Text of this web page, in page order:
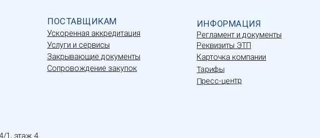
ПОСТАВЩИКАМ
Ускоренная аккредитация
Услуги и сервисы
Закрывающие документы
Сопровождение закупок
ИНФОРМАЦИЯ
Регламент и документы
Реквизиты ЭТП
Карточка компании
Тарифы
Пресс-центр
1, этаж 4